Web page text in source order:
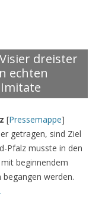
dreister
echten
[Pressemappe]
getragen, sind Ziel
Pfalz musste in den
beginnendem
werden.